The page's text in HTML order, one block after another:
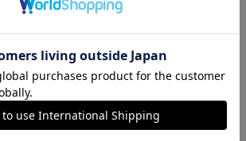
ーレ讃岐のすべてのグッズをチェックした
全グッズ一覧はこちら！
テゴリから探す